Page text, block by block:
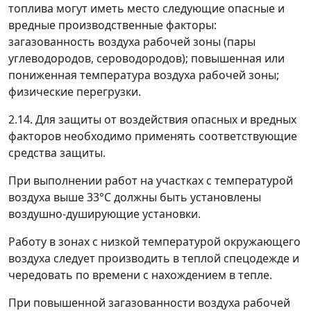
топлива могут иметь место следующие опасные и
вредные производственные факторы:
загазованность воздуха рабочей зоны (пары
углеводородов, сероводородов); повышенная или
пониженная температура воздуха рабочей зоны;
физические перегрузки.
2.14. Для защиты от воздействия опасных и вредных
факторов необходимо применять соответствующие
средства защиты.
При выполнении работ на участках с температурой
воздуха выше 33°С должны быть установлены
воздушно-душирующие установки.
Работу в зонах с низкой температурой окружающего
воздуха следует производить в теплой спецодежде и
чередовать по времени с нахождением в тепле.
При повышенной загазованности воздуха рабочей